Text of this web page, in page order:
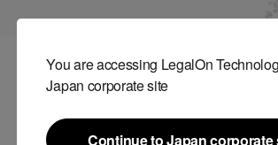
You are accessing LegalOn
Japan corporate site
Continue to Japan corporate
関連記事